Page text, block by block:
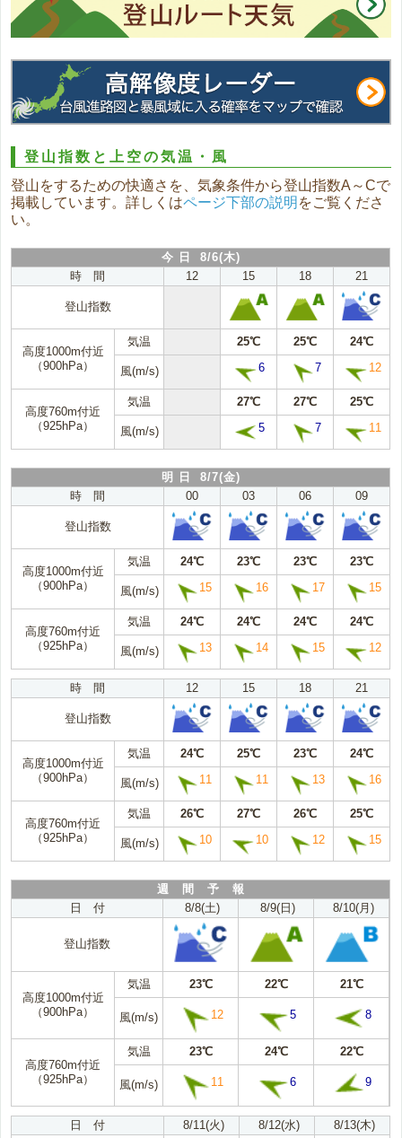
登山指数と上空の気温・風
登山をするための快適さを、気象条件から登山指数A～Cで
掲載しています。詳しくはページ下部の説明 をご覧くださ
い。
今 日 8/6(木)
時 間
12 15 18 21
登山指数
高度1000m付近
（900hPa）
気温 25℃ 25℃ 24℃
風(m/s) 6 7 12
高度760m付近
（925hPa）
気温 27℃ 27℃ 25℃
風(m/s) 5 7 11
明 日 8/7(金)
時 間
00 03 06 09
登山指数
高度1000m付近
（900hPa）
気温 24℃ 23℃ 23℃ 23℃
風(m/s) 15 16 17 15
高度760m付近
（925hPa）
気温 24℃ 24℃ 24℃ 24℃
風(m/s) 13 14 15 12
時 間 12 15 18 21
登山指数
高度1000m付近
（900hPa）
気温 24℃ 25℃ 23℃ 24℃
風(m/s) 11 11 13 16
高度760m付近
（925hPa）
気温 26℃ 27℃ 26℃ 25℃
風(m/s) 10 10 12 15
週 間 予 報
日 付
8/8(土) 8/9(日) 8/10(月)
登山指数
高度1000m付近
（900hPa）
気温 23℃ 22℃ 21℃
風(m/s) 12 5 8
高度760m付近
（925hPa）
気温 23℃ 24℃ 22℃
風(m/s) 11 6 9
日 付 8/11(火) 8/12(水) 8/13(木)